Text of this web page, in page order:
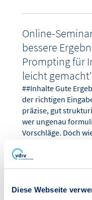
Diese Webseite
Online-
bessere
Prompting für
leicht gemacht"
##Inhalte Gute
der richtigen
präzise, gut
wer ungenau
Vorschläge. Doch
Inhalte zu liefern?